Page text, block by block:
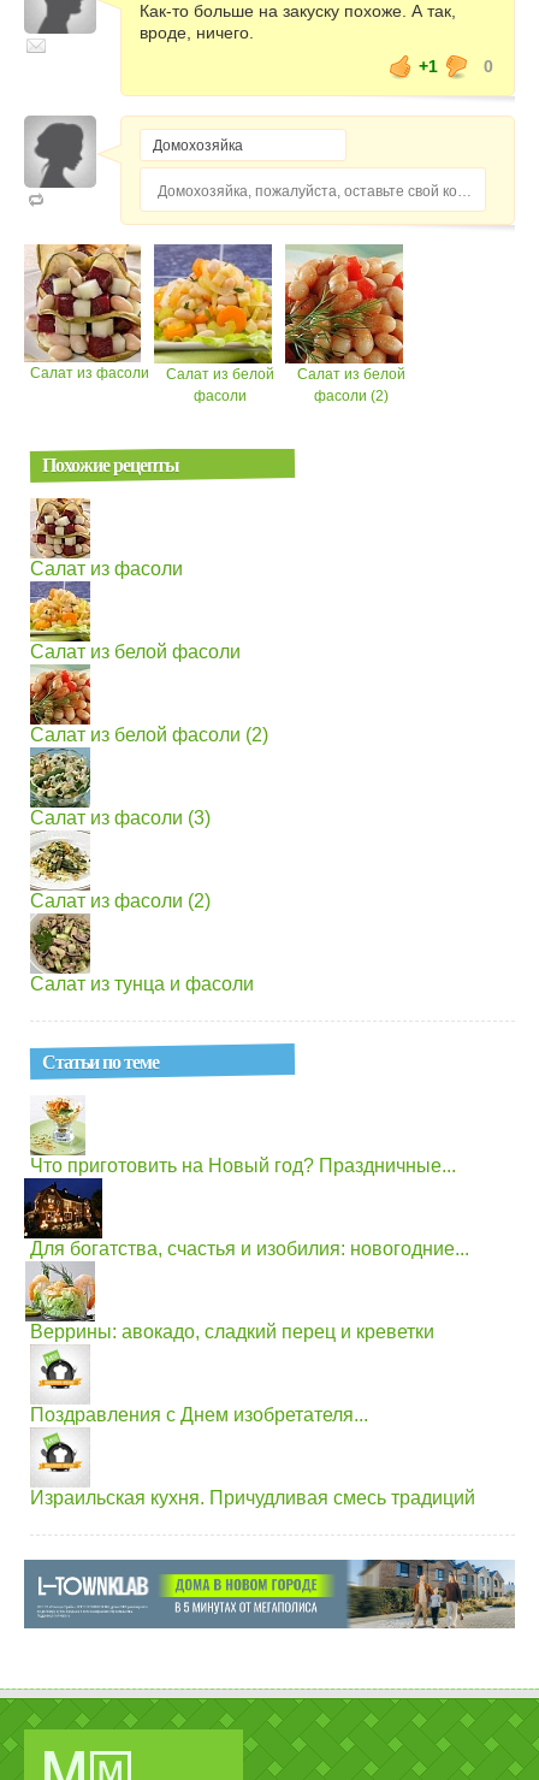
Как-то больше на закуску похоже. А так,
вроде, ничего.
+1
0
Домохозяйка, пожалуйста, оставьте свой комментарий...
Салат из фасоли
Салат из белой
фасоли
Салат из белой
фасоли (2)
Похожие рецепты
Салат из фасоли
Салат из белой фасоли
Салат из белой фасоли (2)
Салат из фасоли (3)
Салат из фасоли (2)
Салат из тунца и фасоли
Статьи по теме
Что приготовить на Новый год? Праздничные...
Для богатства, счастья и изобилия: новогодние...
Веррины: авокадо, сладкий перец и креветки
Поздравления с Днем изобретателя...
Израильская кухня. Причудливая смесь традиций